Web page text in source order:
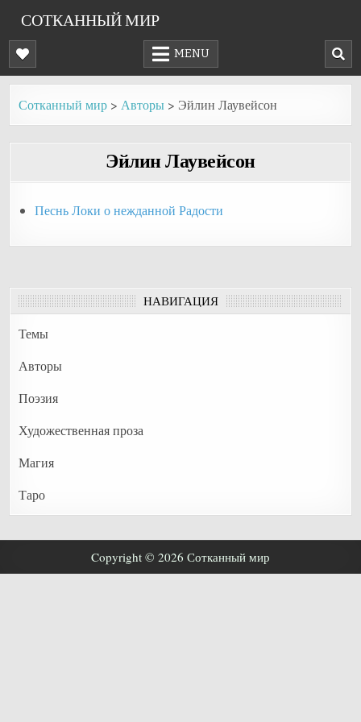
content
СОТКАННЫЙ МИР
MENU
Сотканный мир > Авторы > Эйлин Лаувейсон
Эйлин Лаувейсон
Песнь Локи о нежданной Радости
НАВИГАЦИЯ
Темы
Авторы
Поэзия
Художественная проза
Магия
Таро
Copyright © 2026 Сотканный мир